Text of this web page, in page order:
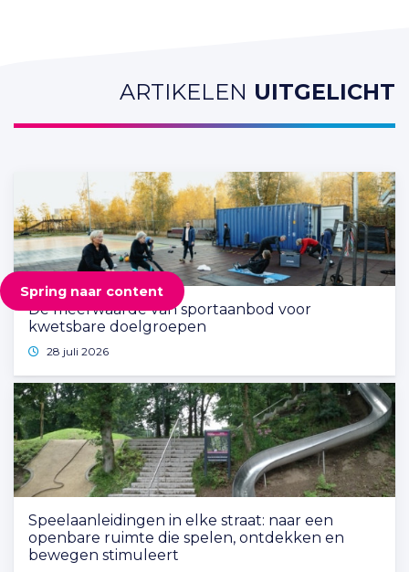
Spring naar content
ARTIKELEN UITGELICHT
De meerwaarde van sportaanbod voor
kwetsbare doelgroepen
28 juli 2026
Speelaanleidingen in elke straat: naar een
openbare ruimte die spelen, ontdekken en
bewegen stimuleert